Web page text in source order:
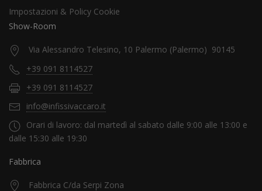
Impostazioni & Policy Cookie
Show-Room
Via Alessandro Telesino, 10 Palermo (Palermo) 90145
+39 091 8114527
+39 091 8114527
info@infissivaccaro.it
Orari di lavoro: dal martedì al sabato dalle 9:00 alle 13:00 e
dalle 15:30 alle 19:30
Fabbrica
Fabbrica C/da Serpi Zona